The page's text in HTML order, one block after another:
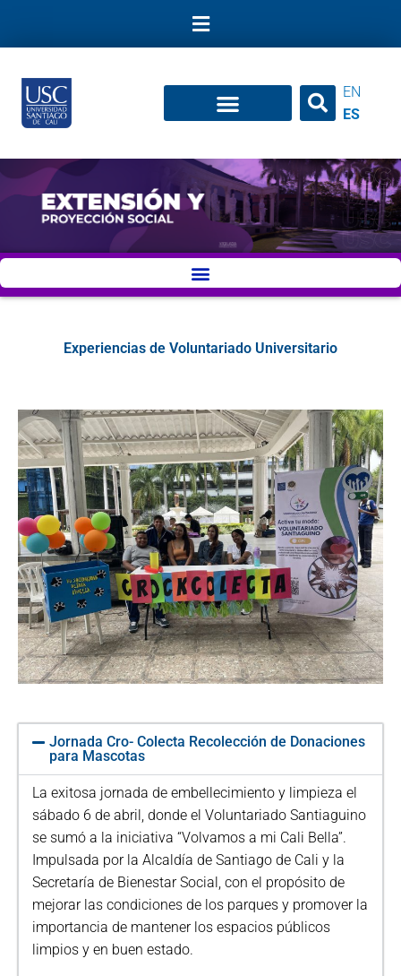
EN
ES
Experiencias de Voluntariado Universitario
Jornada Cro- Colecta Recolección de Donaciones
para Mascotas
La exitosa jornada de embellecimiento y limpieza el
sábado 6 de abril, donde el Voluntariado Santiaguino
se sumó a la iniciativa “Volvamos a mi Cali Bella”.
Impulsada por la Alcaldía de Santiago de Cali y la
Secretaría de Bienestar Social, con el propósito de
mejorar las condiciones de los parques y promover la
importancia de mantener los espacios públicos
limpios y en buen estado.